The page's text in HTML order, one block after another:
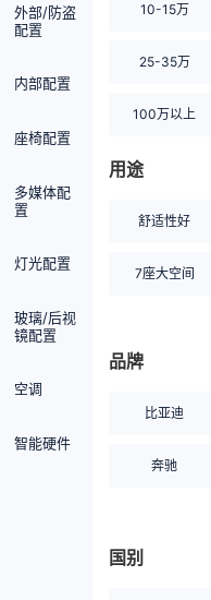
外部/防盗
配置
内部配置
座椅配置
多媒体配
置
灯光配置
玻璃/后视
镜配置
空调
智能硬件
10-15万
25-35万
100万以上
用途
舒适性好
7座大空间
品牌
比亚迪
奔驰
国别